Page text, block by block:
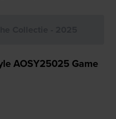
AOSY25025 Game